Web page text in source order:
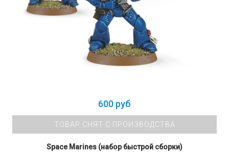
600 руб
ТОВАР СНЯТ С ПРОИЗВОДСТВА
Space Marines (набор быстрой сборки)